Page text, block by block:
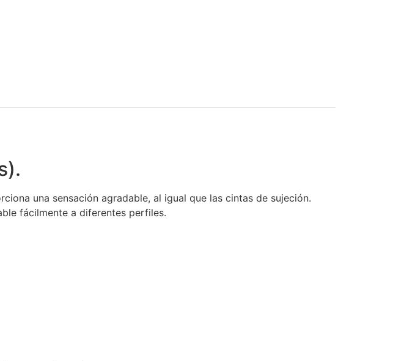
una sensación agradable, al igual que las cintas de sujeción.
fácilmente a diferentes perfiles.